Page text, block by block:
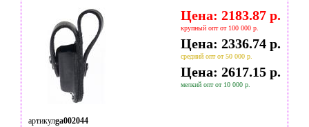
Цена: 2183.87 р.
крупный опт от 100 000 р.
Цена: 2336.74 р.
средний опт от 50 000 р.
Цена: 2617.15 р.
мелкий опт от 10 000 р.
артикулga002044